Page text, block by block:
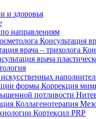
и здоровья
направлениям
Консультация
врача – трихолога
врача
формы Коррекция
потливости
Коллагенотерапия
Кортексил PRP